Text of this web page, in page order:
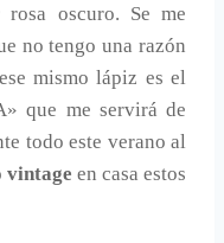
oscuro. Se me
no tengo una razón
mismo lápiz es el
que me servirá de
todo este verano al
vintage en casa estos